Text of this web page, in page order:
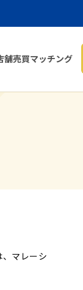
舗売買マッチング
マレーシ